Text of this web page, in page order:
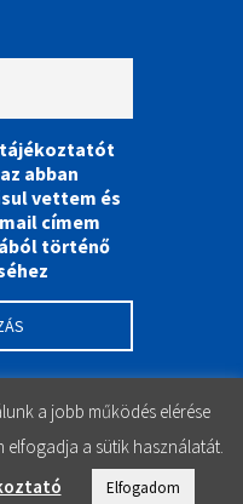
tájékoztatót
abban
vettem és
címem
történő
YouTube
a jobb működés elérése
elfogadja a sütik használatát.
Elfogadom